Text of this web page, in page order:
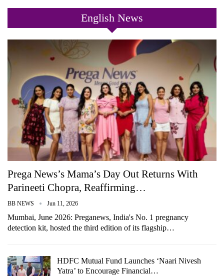
English News
Prega News’s Mama’s Day Out Returns With
Parineeti Chopra, Reaffirming…
BB NEWS Jun 11, 2026
Mumbai, June 2026: Preganews, India's No. 1 pregnancy
detection kit, hosted the third edition of its flagship…
HDFC Mutual Fund Launches ‘Naari Nivesh
Yatra’ to Encourage Financial…